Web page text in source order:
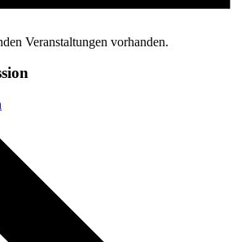
Veranstaltungen vorhanden.